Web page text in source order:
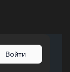
Войти